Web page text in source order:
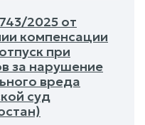
2025 от
компенсации
при
за нарушение
вреда
суд